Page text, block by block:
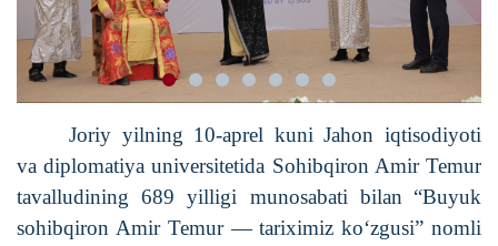
Joriy yilning 10-aprel kuni Jahon iqtisodiyoti
va diplomatiya universitetida Sohibqiron Amir Temur
tavalludining 689 yilligi munosabati bilan “Buyuk
sohibqiron Amir Temur — tariximiz koʻzgusi” nomli